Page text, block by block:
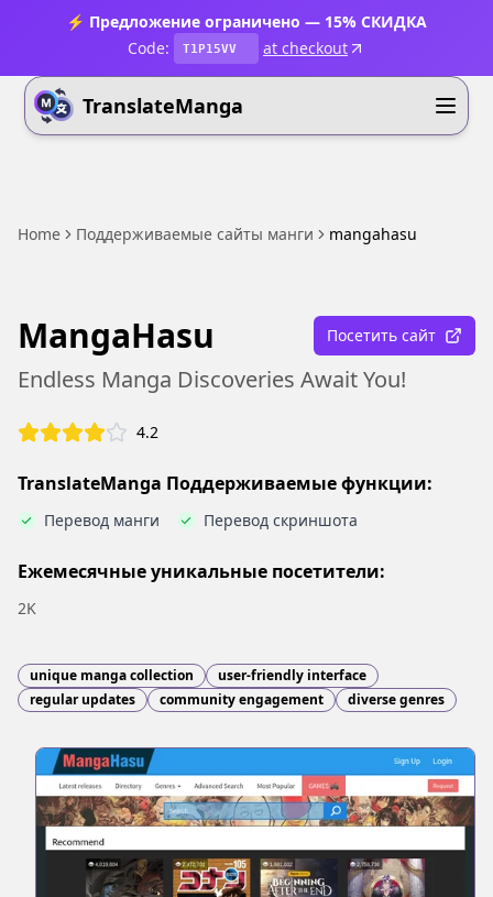
⚡ Предложение ограничено — 15% СКИДКА
Code:
T1P15VV at checkout
TranslateManga
Home Поддерживаемые сайты манги mangahasu
MangaHasu Посетить сайт
Endless Manga Discoveries Await You!
4.2
TranslateManga Поддерживаемые функции:
Перевод манги Перевод скриншота
Ежемесячные уникальные посетители:
2K
unique manga collection
user-friendly interface
regular updates
community engagement diverse genres